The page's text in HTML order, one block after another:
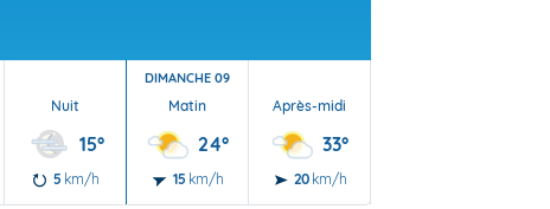
Nuit
15°
5 km/h
DIMANCHE 09
Matin
24°
15 km/h
Après-midi
33°
20 km/h